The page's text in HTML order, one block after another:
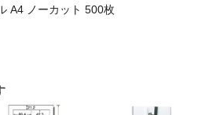
A4 ノーカット 500枚